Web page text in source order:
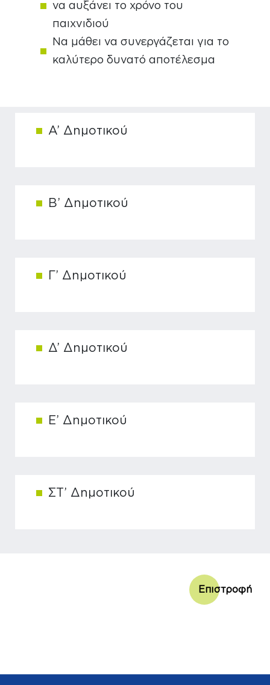
να αυξάνει το χρόνο του
παιχνιδιού
Να μάθει να συνεργάζεται για το
καλύτερο δυνατό αποτέλεσμα
Α’ Δημοτικού
Β’ Δημοτικού
Γ’ Δημοτικού
Δ’ Δημοτικού
Ε’ Δημοτικού
ΣΤ’ Δημοτικού
Επιστροφή